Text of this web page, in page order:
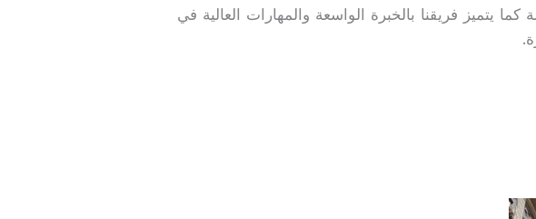
يتميز فريقنا بالخبرة الواسعة والمهارات العالية في